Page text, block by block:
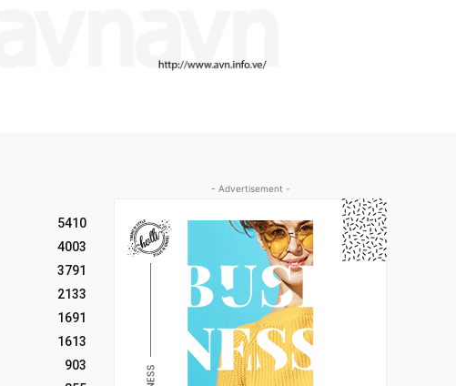
5410
4003
3791
2133
1691
1613
903
- Advertisement -